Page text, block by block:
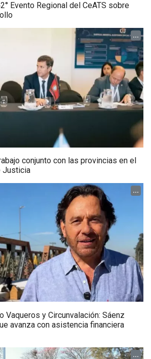
Evento Regional del CeATS sobre
...
conjunto con las provincias en el
Justicia
...
Vaqueros y Circunvalación: Sáenz
avanza con asistencia financiera
...